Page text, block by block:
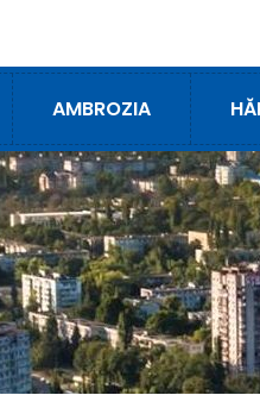
AMBROZIA